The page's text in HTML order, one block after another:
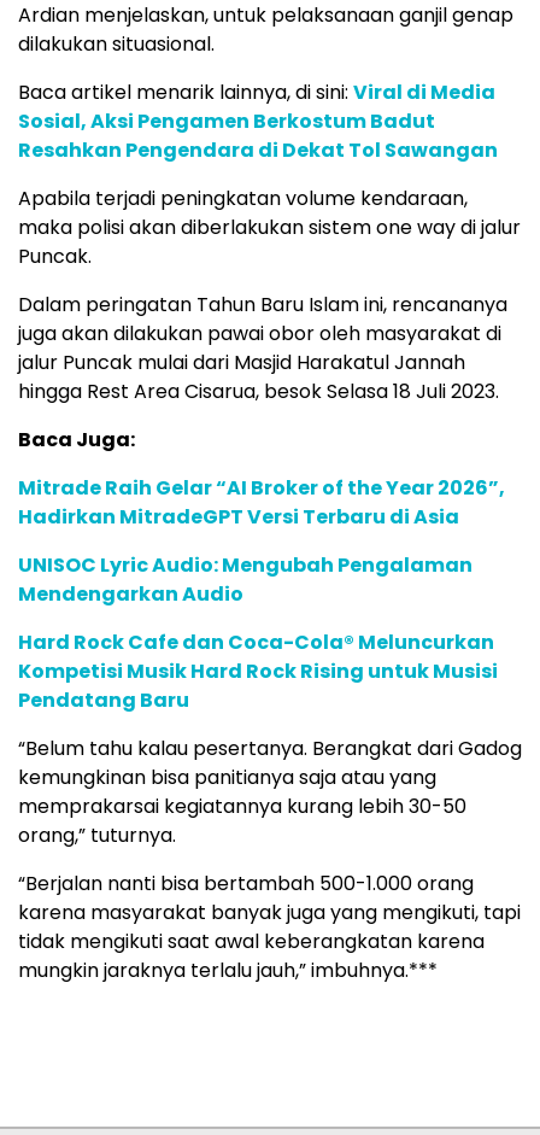
Ardian menjelaskan, untuk pelaksanaan ganjil genap
dilakukan situasional.
Baca artikel menarik lainnya, di sini: Viral di Media
Sosial, Aksi Pengamen Berkostum Badut
Resahkan Pengendara di Dekat Tol Sawangan
Apabila terjadi peningkatan volume kendaraan,
maka polisi akan diberlakukan sistem one way di jalur
Puncak.
Dalam peringatan Tahun Baru Islam ini, rencananya
juga akan dilakukan pawai obor oleh masyarakat di
jalur Puncak mulai dari Masjid Harakatul Jannah
hingga Rest Area Cisarua, besok Selasa 18 Juli 2023.
Baca Juga:
Mitrade Raih Gelar “AI Broker of the Year 2026”,
Hadirkan MitradeGPT Versi Terbaru di Asia
UNISOC Lyric Audio: Mengubah Pengalaman
Mendengarkan Audio
Hard Rock Cafe dan Coca-Cola® Meluncurkan
Kompetisi Musik Hard Rock Rising untuk Musisi
Pendatang Baru
“Belum tahu kalau pesertanya. Berangkat dari Gadog
kemungkinan bisa panitianya saja atau yang
memprakarsai kegiatannya kurang lebih 30-50
orang,” tuturnya.
“Berjalan nanti bisa bertambah 500-1.000 orang
karena masyarakat banyak juga yang mengikuti, tapi
tidak mengikuti saat awal keberangkatan karena
mungkin jaraknya terlalu jauh,” imbuhnya.***